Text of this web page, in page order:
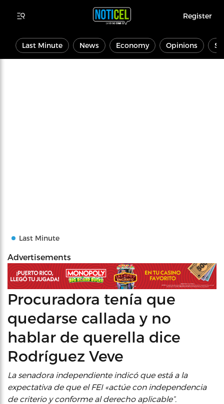
Register
Last Minute News Economy Opinions
Last Minute
Advertisements
Procuradora tenía que
quedarse callada y no
hablar de querella dice
Rodríguez Veve
La senadora independiente indicó que está a la
expectativa de que el FEI «actúe con independencia
de criterio y conforme al derecho aplicable”.